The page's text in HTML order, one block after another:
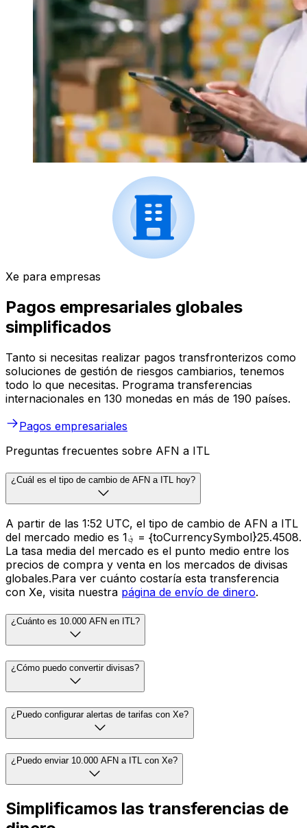
Xe para empresas
Pagos empresariales globales
simplificados
Tanto si necesitas realizar pagos transfronterizos como
soluciones de gestión de riesgos cambiarios, tenemos
todo lo que necesitas. Programa transferencias
internacionales en 130 monedas en más de 190 países.
Pagos empresariales
Preguntas frecuentes sobre AFN a ITL
¿Cuál es el tipo de cambio de AFN a ITL hoy?
A partir de las 1:52 UTC, el tipo de cambio de AFN a ITL
del mercado medio es ؋1 = {toCurrencySymbol}25.4508.
La tasa media del mercado es el punto medio entre los
precios de compra y venta en los mercados de divisas
globales.Para ver cuánto costaría esta transferencia
con Xe, visita nuestra página de envío de dinero.
¿Cuánto es 10.000 AFN en ITL?
¿Cómo puedo convertir divisas?
¿Puedo configurar alertas de tarifas con Xe?
¿Puedo enviar 10.000 AFN a ITL con Xe?
Simplificamos las transferencias de